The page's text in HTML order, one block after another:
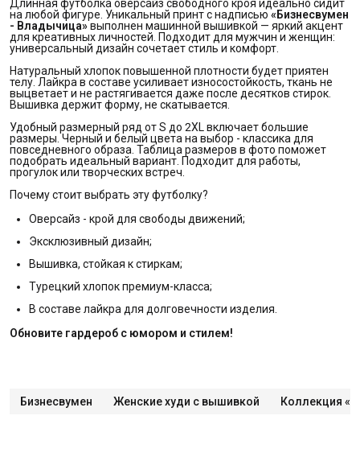
Длинная футболка оверсайз свободного кроя идеально сидит
на любой фигуре. Уникальный принт с надписью «Бизнесвумен
- Владычица»выполнен машинной вышивкой — яркий акцент
для креативных личностей. Подходит для мужчин и женщин:
универсальный дизайн сочетает стиль и комфорт.
Натуральный хлопок повышенной плотности будет приятен
телу. Лайкра в составе усиливает износостойкость, ткань не
выцветает и не растягивается даже после десятков стирок.
Вышивка держит форму, не скатывается.
Удобный размерный ряд от S до 2XL включает большие
размеры. Черный и белый цвета на выбор - классика для
повседневного образа. Таблица размеров в фото поможет
подобрать идеальный вариант. Подходит для работы,
прогулок или творческих встреч.
Почему стоит выбрать эту футболку?
Оверсайз - крой для свободы движений;
Эксклюзивный дизайн;
Вышивка, стойкая к стиркам;
Турецкий хлопок премиум-класса;
В составе лайкра для долговечности изделия.
Обновите гардероб с юмором и стилем!
Бизнесвумен Женские худи с вышивкой Коллекция